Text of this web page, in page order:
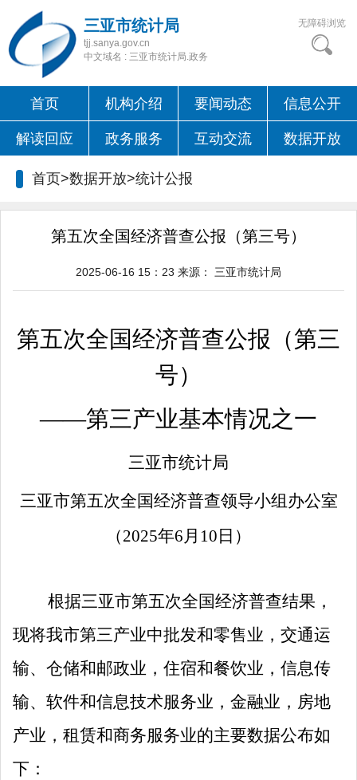
三亚市统计局
tjj.sanya.gov.cn
中文域名 : 三亚市统计局.政务
无障碍浏览
首页 机构介绍 要闻动态 信息公开
解读回应 政务服务 互动交流 数据开放
首页>数据开放>统计公报
第五次全国经济普查公报（第三号）
2025-06-16 15：23 来源： 三亚市统计局
第五次全国经济普查公报（第三
号）
——第三产业基本情况之一
三亚市统计局
三亚市第五次全国经济普查领导小组办公室
（2025年6 月 10 日 ）
根据三亚市第五次全国经济普查结果，
现将我市第三产业中批发和零售业，交通运
输、仓储和邮政业，住宿和餐饮业，信息传
输、软件和信息技术服务业，金融业，房地
产业，租赁和商务服务业的主要数据公布如
下：